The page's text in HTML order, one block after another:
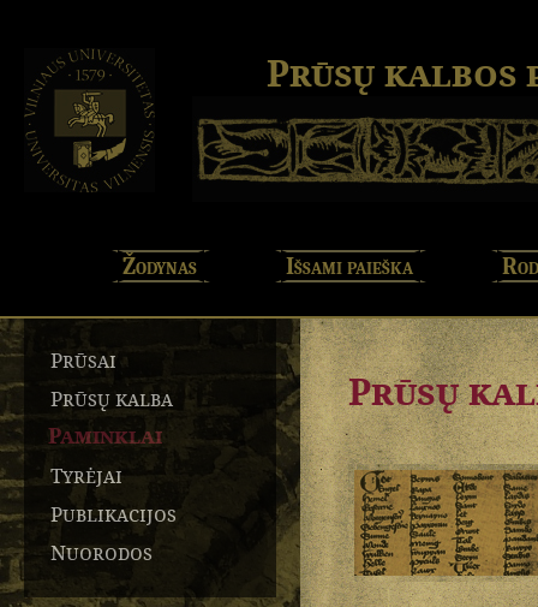
Prūsų kalbos
Žodynas Išsami paieška
Prūsai
Prūsų kalba
Paminklai
Tyrėjai
Publikacijos
Nuorodos
Prūsų